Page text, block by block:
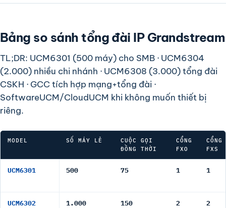
Bảng so sánh tổng đài IP Grandstream
TL;DR: UCM6301 (500 máy) cho SMB · UCM6304
(2.000) nhiều chi nhánh · UCM6308 (3.000) tổng đài
CSKH · GCC tích hợp mạng+tổng đài ·
SoftwareUCM/CloudUCM khi không muốn thiết bị
riêng.
MODEL SỐ MÁY LẺ
CUỘC GỌI
ĐỒNG THỜI
CỔNG
FXO
CỔNG
FXS
UCM6301 500 75 1 1
UCM6302 1.000 150 2 2